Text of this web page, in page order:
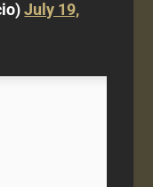
July 19,